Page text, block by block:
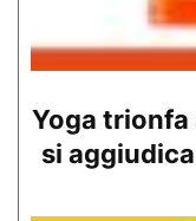
Yoga trionfa
si